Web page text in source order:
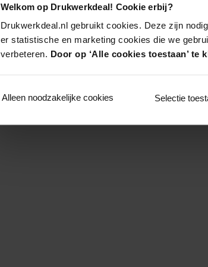
Welkom op Drukwerkdeal! Cookie erbij?
Drukwerkdeal.nl gebruikt cookies. Deze zijn
er statistische en marketing cookies die we
verbeteren. Door op ‘Alle cookies toestaan’ te
Alleen noodzakelijke cookies Selectie